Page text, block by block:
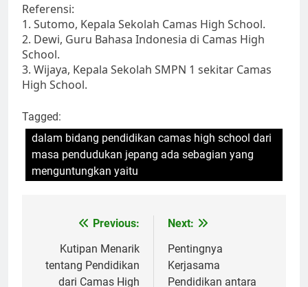
Referensi:
1. Sutomo, Kepala Sekolah Camas High School.
2. Dewi, Guru Bahasa Indonesia di Camas High
School.
3. Wijaya, Kepala Sekolah SMPN 1 sekitar Camas
High School.
Tagged:
dalam bidang pendidikan camas high school dari
masa pendudukan jepang ada sebagian yang
menguntungkan yaitu
Navigasi
pos
Previous:
Kutipan Menarik
tentang Pendidikan
dari Camas High
Next:
Pentingnya
Kerjasama
Pendidikan antara